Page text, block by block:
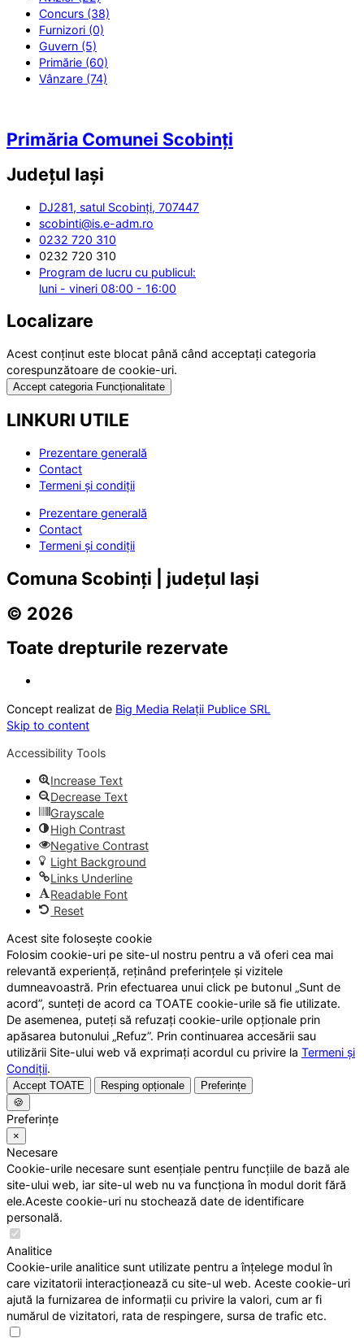
Concurs (38)
Furnizori (0)
Guvern (5)
Primărie (60)
Vânzare (74)
Primăria Comunei Scobinți
Județul Iași
DJ281, satul Scobinți, 707447
scobinti@is.e-adm.ro
0232 720 310
0232 720 310
Program de lucru cu publicul:
luni - vineri 08:00 - 16:00
Localizare
Acest conținut este blocat până când acceptați categoria
corespunzătoare de cookie-uri.
Accept categoria Funcționalitate
LINKURI UTILE
Prezentare generală
Contact
Termeni și condiții
Prezentare generală
Contact
Termeni și condiții
Comuna Scobinți | județul Iași
© 2026
Toate drepturile rezervate
Concept realizat de Big Media Relații Publice SRL
Skip to content
Accessibility Tools
Increase Text
Decrease Text
Grayscale
High Contrast
Negative Contrast
Light Background
Links Underline
Readable Font
Reset
Acest site folosește cookie
Folosim cookie-uri pe site-ul nostru pentru a vă oferi cea mai
relevantă experiență, reținând preferințele și vizitele
dumneavoastră. Prin efectuarea unui click pe butonul „Sunt de
acord”, sunteți de acord ca TOATE cookie-urile să fie utilizate.
De asemenea, puteți să refuzați cookie-urile opționale prin
apăsarea butonului „Refuz”. Prin continuarea accesării sau
utilizării Site-ului web vă exprimați acordul cu privire la Termeni și
Condiții.
Accept TOATE Resping opționale
Preferințe
🍪
Preferințe
×
Necesare
Cookie-urile necesare sunt esențiale pentru funcțiile de bază ale
site-ului web, iar site-ul web nu va funcționa în modul dorit fără
ele.Aceste cookie-uri nu stochează date de identificare
personală.
Analitice
Cookie-urile analitice sunt utilizate pentru a înțelege modul în
care vizitatorii interacționează cu site-ul web. Aceste cookie-uri
ajută la furnizarea de informații cu privire la valori, cum ar fi
numărul de vizitatori, rata de respingere, sursa de trafic etc.